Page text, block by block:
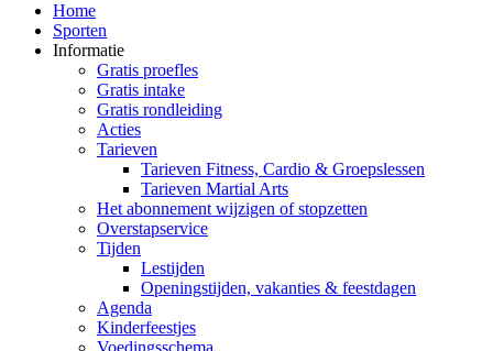
Home
Sporten
Informatie
Gratis proefles
Gratis intake
Gratis rondleiding
Acties
Tarieven
Tarieven Fitness, Cardio & Groepslessen
Tarieven Martial Arts
Het abonnement wijzigen of stopzetten
Overstapservice
Tijden
Lestijden
Openingstijden, vakanties & feestdagen
Agenda
Kinderfeestjes
Voedingsschema